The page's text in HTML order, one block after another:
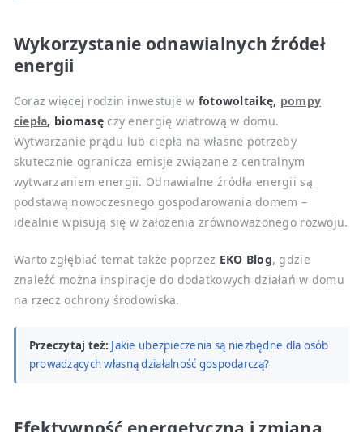
Wykorzystanie odnawialnych źródeł
energii
Coraz więcej rodzin inwestuje w fotowoltaikę, pompy
ciepła, biomasę czy energię wiatrową w domu.
Wytwarzanie prądu lub ciepła na własne potrzeby
skutecznie ogranicza emisje związane z centralnym
wytwarzaniem energii. Odnawialne źródła energii są
podstawą nowoczesnego gospodarowania domem –
idealnie wpisują się w założenia zrównoważonego rozwoju.
Warto zgłębiać temat także poprzez EKO Blog, gdzie
znaleźć można inspiracje do dodatkowych działań w domu
na rzecz ochrony środowiska.
Przeczytaj też: Jakie ubezpieczenia są niezbędne dla osób
prowadzących własną działalność gospodarczą?